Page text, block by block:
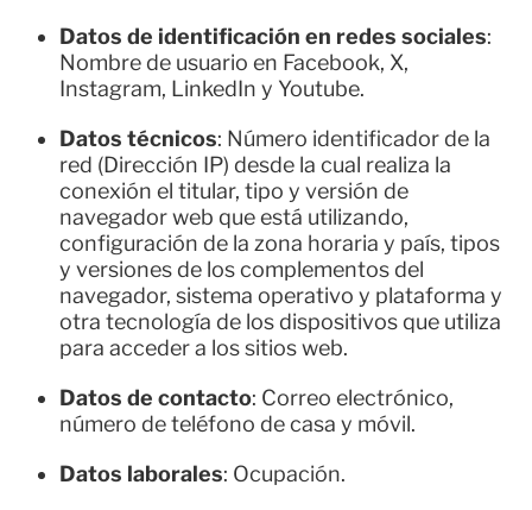
Datos de identificación en redes sociales:
Nombre de usuario en Facebook, X,
Instagram, LinkedIn y Youtube.
Datos técnicos: Número identificador de la
red (Dirección IP) desde la cual realiza la
conexión el titular, tipo y versión de
navegador web que está utilizando,
configuración de la zona horaria y país, tipos
y versiones de los complementos del
navegador, sistema operativo y plataforma y
otra tecnología de los dispositivos que utiliza
para acceder a los sitios web.
Datos de contacto: Correo electrónico,
número de teléfono de casa y móvil.
Datos laborales: Ocupación.